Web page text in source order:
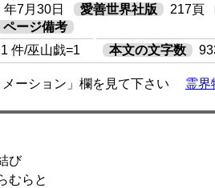
7月30日 愛善世界社版 217頁
ページ備考
件/巫山戯=1 本文の文字数
ーション」欄を見て下さい 霊界
び
らと